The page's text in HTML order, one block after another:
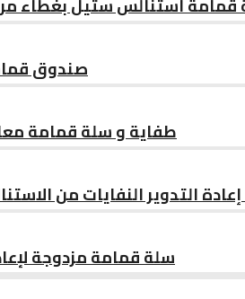
قمامة استنالس ستيل بغطاء
صندوق قمامة
طفاية و سلة قمامة
التدوير النفايات من
سلة قمامة مزدوجة